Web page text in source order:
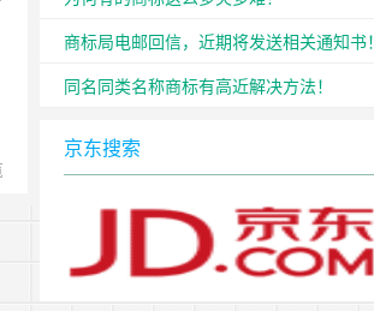
商标局电邮回信，近期将发送相关通知书！
同名同类名称商标有高近解决方法！
京东搜索